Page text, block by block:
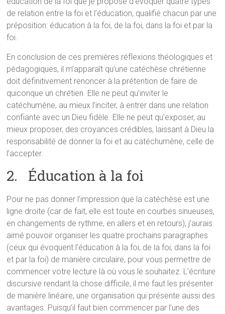
de relation entre la foi et l’éducation, qualifié chacun par une
préposition: éducation à la foi, de la foi, dans la foi et par la
foi.
En conclusion de ces premières réflexions théologiques et
pédagogiques, il m’apparaît qu’une catéchèse chrétienne
doit définitivement renoncer à la prétention de faire de
quiconque un chrétien. Elle ne peut qu’inviter le
catéchumène, au mieux l’inciter, à entrer dans une relation
confiante avec un Dieu fidèle. Elle ne peut qu’exposer, au
mieux proposer, des croyances crédibles, laissant à Dieu la
responsabilité de donner la foi et au catéchumène, celle de
l’accepter.
2. Éducation à la foi
Pour ne pas donner l’impression que la catéchèse est une
ligne droite (car de fait, elle est toute en courbes sinueuses,
en changements de rythme, en allers et en retours), j’aurais
aimé pouvoir organiser les quatre prochains paragraphes
(ceux qui évoquent l’éducation à la foi, de la foi, dans la foi
et par la foi) de manière circulaire, pour vous permettre de
commencer votre lecture là où vous le souhaitez. L’écriture
discursive rendant la chose difficile, il me faut les présenter
de manière linéaire, une organisation qui présente aussi des
avantages. Puisqu’il faut bien commencer par l’une des